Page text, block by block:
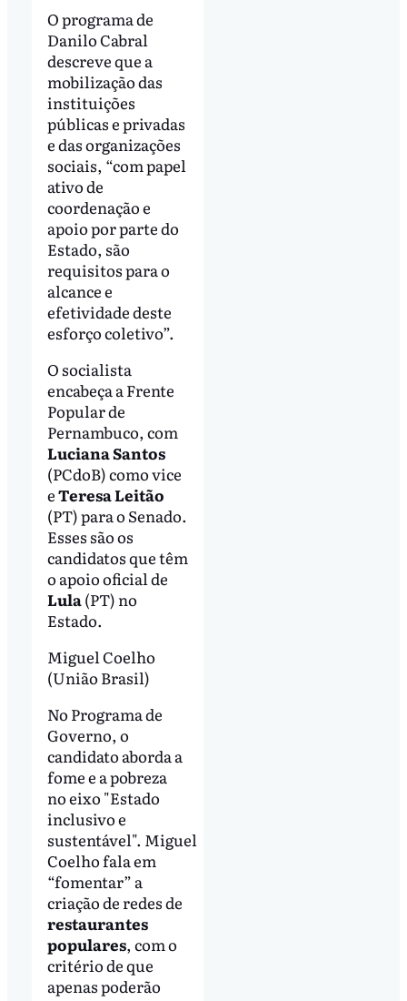
O programa de
Danilo Cabral
descreve que a
mobilização das
instituições
públicas e privadas
e das organizações
sociais, “com papel
ativo de
coordenação e
apoio por parte do
Estado, são
requisitos para o
alcance e
efetividade deste
esforço coletivo”.
O socialista
encabeça a Frente
Popular de
Pernambuco, com
Luciana Santos
(PCdoB) como vice
eTeresa Leitão
(PT) para o Senado.
Esses são os
candidatos que têm
o apoio oficial de
Lula(PT) no
Estado.
Miguel Coelho
(União Brasil)
No Programa de
Governo, o
candidato aborda a
fome e a pobreza
no eixo "Estado
inclusivo e
sustentável". Miguel
Coelho fala em
“fomentar” a
criação de redes de
restaurantes
populares, com o
critério de que
apenas poderão